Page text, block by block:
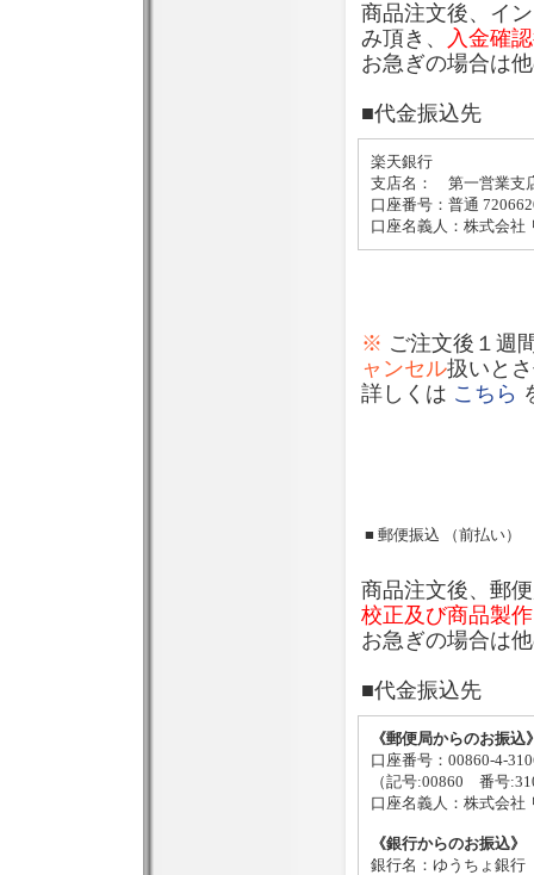
商品注文後、イ
み頂き、 入金確
お急ぎの場合は
■代金振込先
楽天銀行
支店名： 第一営業支
口座番号：普通
口座名義人：株式会社
※ ご注文後１週
ャンセル扱いと
詳しくは こちら
■ 郵便振込 （前払い）
商品注文後、郵
校正及び商品製
お急ぎの場合は
■代金振込先
《郵便局からのお振込
口座番号：00860-4-
（記号:00860 番号
口座名義人：株式会社
《銀行からのお振込》
銀行名：ゆうちょ銀行